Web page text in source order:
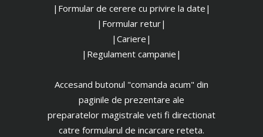
|Formular de cerere cu privire la date|
|Formular retur|
|Cariere|
|Regulament campanie|
Accesand butonul "comanda acum" din
paginile de prezentare ale
preparatelor magistrale veti fi directionat
catre formularul de incarcare reteta.